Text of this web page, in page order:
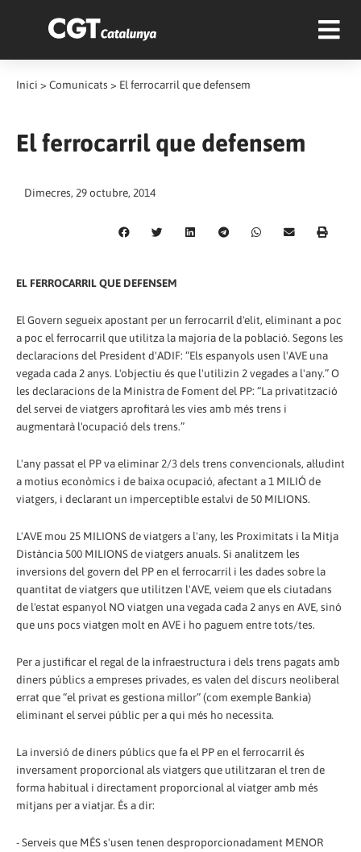
Inici > Comunicats > El ferrocarril que defensem
El ferrocarril que defensem
Dimecres, 29 octubre, 2014
EL FERROCARRIL QUE DEFENSEM
El Govern segueix apostant per un ferrocarril d'elit, eliminant a poc
a poc el ferrocarril que utilitza la majoria de la població. Segons les
declaracions del President d'ADIF: “Els espanyols usen l'AVE una
vegada cada 2 anys. L'objectiu és que l'utilizin 2 vegades a l'any.” O
les declaracions de la Ministra de Foment del PP: “La privatització
del servei de viatgers aprofitarà les vies amb més trens i
augmentarà l'ocupació dels trens.”
L'any passat el PP va eliminar 2/3 dels trens convencionals, al·ludint
a motius econòmics i de baixa ocupació, afectant a 1 MILIÓ de
viatgers, i declarant un imperceptible estalvi de 50 MILIONS.
L'AVE mou 25 MILIONS de viatgers a l'any, les Proximitats i la Mitja
Distància 500 MILIONS de viatgers anuals. Si analitzem les
inversions del govern del PP en el ferrocarril i les dades sobre la
quantitat de viatgers que utilitzen l'AVE, veiem que els ciutadans
de l'estat espanyol NO viatgen una vegada cada 2 anys en AVE, sinó
que uns pocs viatgen molt en AVE i ho paguem entre tots/tes.
Per a justificar el regal de la infraestructura i dels trens pagats amb
diners públics a empreses privades, es valen del discurs neoliberal
errat que “el privat es gestiona millor” (com exemple Bankia)
eliminant el servei públic per a qui més ho necessita.
La inversió de diners públics que fa el PP en el ferrocarril és
inversament proporcional als viatgers que utilitzaran el tren de
forma habitual i directament proporcional al viatger amb més
mitjans per a viatjar. És a dir:
- Serveis que MÉS s'usen tenen desproporcionadament MENOR